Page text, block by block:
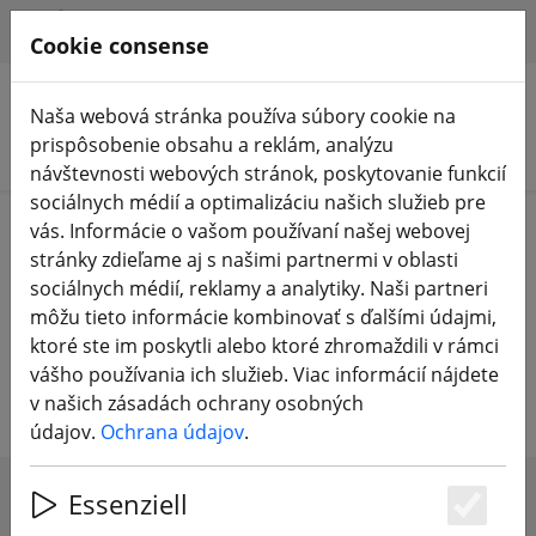
Vyhľadať produkty
Home Komponenty FC, ESC, AIO a zásobníky
Letový regulátor a ESC pre
racecoptery, multicoptery, Nuris a
modely s pevnými krídlami
Cookie consense
Naša webová stránka používa súbory cookie na
prispôsobenie obsahu a reklám, analýzu
návštevnosti webových stránok, poskytovanie funkcií
sociálnych médií a optimalizáciu našich služieb pre
vás. Informácie o vašom používaní našej webovej
stránky zdieľame aj s našimi partnermi v oblasti
sociálnych médií, reklamy a analytiky. Naši partneri
môžu tieto informácie kombinovať s ďalšími údajmi,
ktoré ste im poskytli alebo ktoré zhromaždili v rámci
vášho používania ich služieb. Viac informácií nájdete
v našich zásadách ochrany osobných
údajov. Ochrana údajov.
Essenziell